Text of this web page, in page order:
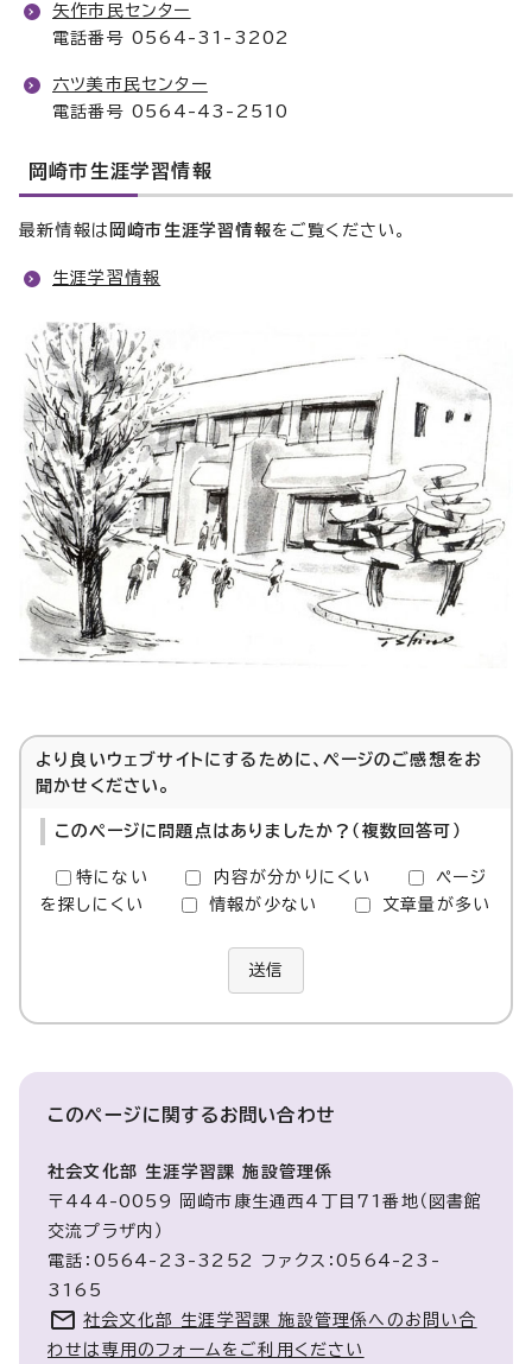
矢作市民センター
電話番号 0564-31-3202
六ツ美市民センター
電話番号 0564-43-2510
岡崎市生涯学習情報
最新情報は 岡崎市生涯学習情報をご覧ください。
生涯学習情報
より良いウェブサイトにするために、ページのご感想をお
聞かせください。
このページに問題点はありましたか？（複数回答可）
特にない 内容が分かりにくい
ページ
を探しにくい
情報が少ない 文章量が多い
送信
このページに関するお問い合わせ
社会文化部 生涯学習課 施設管理係
〒444-0059 岡崎市康生通西4丁目71番地（図書館
交流プラザ内）
電話：0564-23-3252 ファクス：0564-23-
3165
社会文化部 生涯学習課 施設管理係へのお問い合
わせは専用のフォームをご利用ください